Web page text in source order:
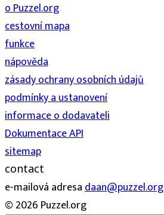
o Puzzel.org
cestovní mapa
funkce
nápověda
zásady ochrany osobních údajů
podmínky a ustanovení
informace o dodavateli
Dokumentace API
sitemap
contact
e-mailová adresadaan@puzzel.org
© 2026 Puzzel.org